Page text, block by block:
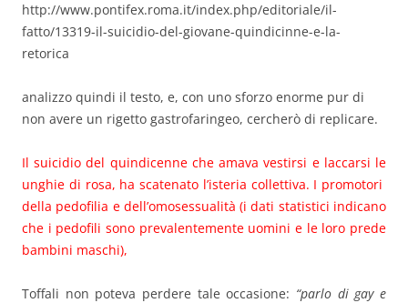
http://www.pontifex.roma.it/index.php/editoriale/il-
fatto/13319-il-suicidio-del-giovane-quindicinne-e-la-
retorica
analizzo quindi il testo, e, con uno sforzo enorme pur di
non avere un rigetto gastrofaringeo, cercherò di replicare.
Il suicidio del quindicenne che amava vestirsi e laccarsi le
unghie di rosa, ha scatenato l’isteria collettiva. I promotori
della pedofilia e dell’omosessualità (i dati statistici indicano
che i pedofili sono prevalentemente uomini e le loro prede
bambini maschi),
Toffali non poteva perdere tale occasione: “parlo di gay e